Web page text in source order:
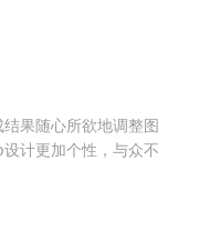
果随心所欲地调整图
计更加个性，与众不